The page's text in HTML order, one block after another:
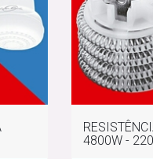
4800W -